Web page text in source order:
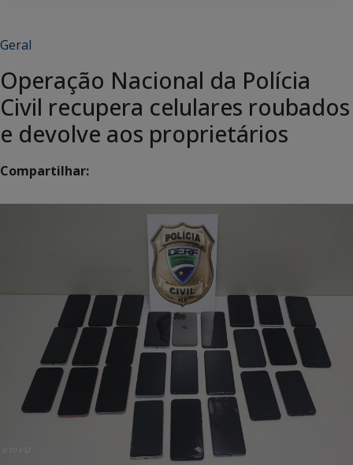
Geral
Operação Nacional da Polícia
Civil recupera celulares roubados
e devolve aos proprietários
Compartilhar: